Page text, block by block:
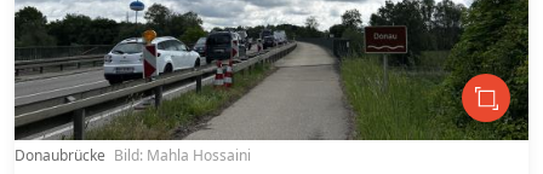
Donaubrücke Bild: Mahla Hossaini